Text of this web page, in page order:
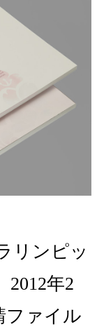
リンピッ
2012年2
ファイル